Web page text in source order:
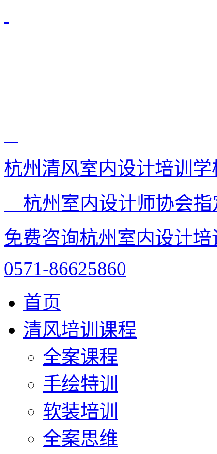
杭州清风室内设计培训学
杭州室内设计师协会
免费咨询杭州室内设计
0571-86625860
首页
清风培训课程
全案课程
手绘特训
软装培训
全案思维